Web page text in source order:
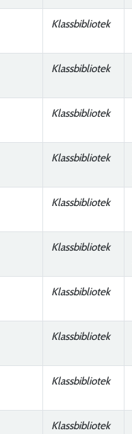
Klassbibliotek
Klassbibliotek
Klassbibliotek
Klassbibliotek
Klassbibliotek
Klassbibliotek
Klassbibliotek
Klassbibliotek
Klassbibliotek
Klassbibliotek